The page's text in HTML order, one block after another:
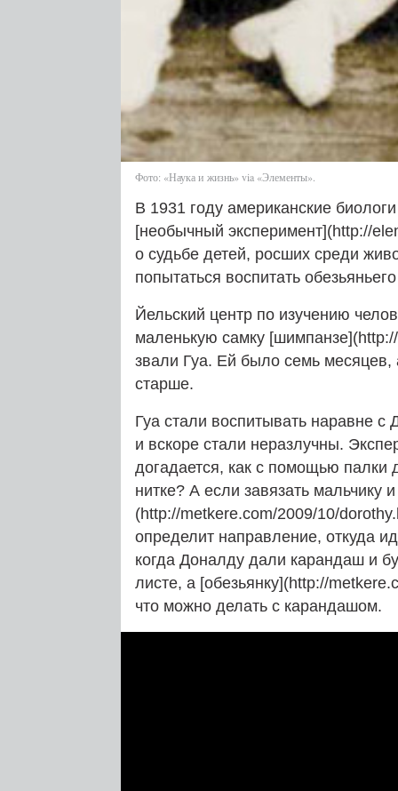
Фото: «Наука и жизнь» via «Элементы».
В 1931 году американские
[необычный эксперимент](http://
о судьбе детей, росших среди
попытаться воспитать
Йельский центр по изучению
маленькую самку
звали Гуа. Ей было семь
старше.
Гуа стали воспитывать наравне
и вскоре стали неразлучны.
догадается, как с помощью палки
нитке? А если завязать мальчику
(http://metkere.com/2009/10/
определит направление, откуда
когда Доналду дали карандаш и
листе, а [обезьянку](http://
что можно делать с карандашом.